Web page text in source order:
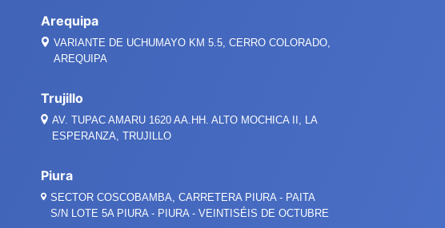
Arequipa
VARIANTE DE UCHUMAYO KM 5.5, CERRO COLORADO,
AREQUIPA
Trujillo
AV. TUPAC AMARU 1620 AA.HH. ALTO MOCHICA II, LA
ESPERANZA, TRUJILLO
Piura
SECTOR COSCOBAMBA, CARRETERA PIURA - PAITA
S/N LOTE 5A PIURA - PIURA - VEINTISÉIS DE OCTUBRE